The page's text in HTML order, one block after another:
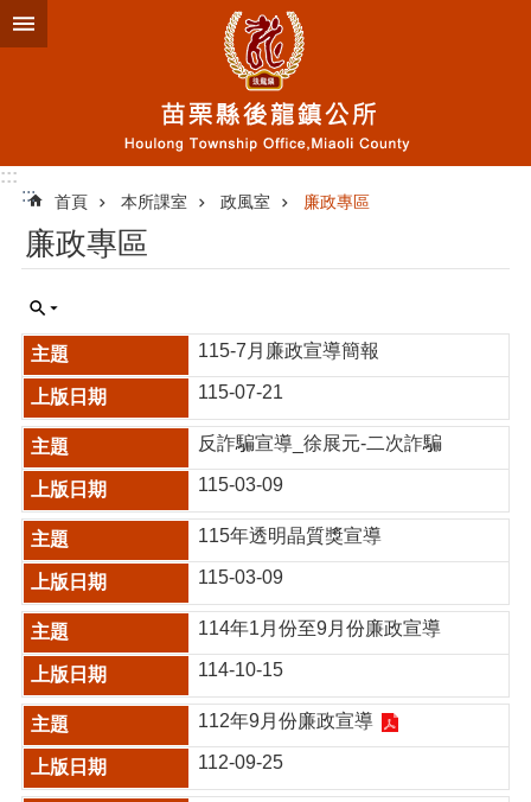
跳到主要內容區塊
:::
:::
首頁 本所課室 政風室 廉政專區
廉政專區
115-7月廉政宣導簡報
115-07-21
反詐騙宣導_徐展元-二次詐騙
115-03-09
115年透明晶質獎宣導
115-03-09
114年1月份至9月份廉政宣導
114-10-15
112年9月份廉政宣導
112-09-25